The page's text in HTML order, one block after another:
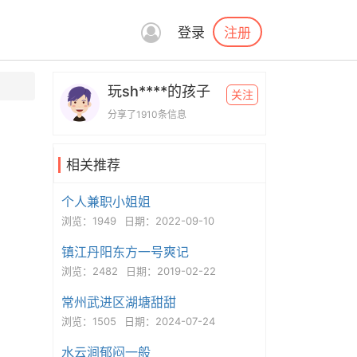
登录 注册
玩sh****的孩子
分享了1910条信息
关注
相关推荐
个人兼职小姐姐
浏览：1949 日期：2022-09-10
镇江丹阳东方一号爽记
浏览：2482 日期：2019-02-22
常州武进区湖塘甜甜
浏览：1505 日期：2024-07-24
水云涧郁闷一般